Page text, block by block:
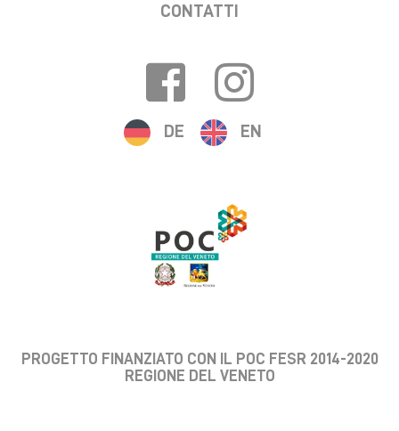
CONTATTI
DE EN
PROGETTO FINANZIATO CON IL POC FESR 2014-2020
REGIONE DEL VENETO